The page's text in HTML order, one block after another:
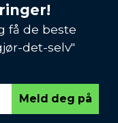
få de beste
det-selv"
Meld deg på